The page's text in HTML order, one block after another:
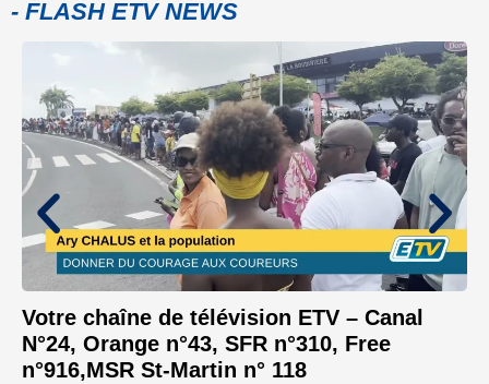
- FLASH ETV NEWS
Votre chaîne de télévision ETV – Canal
N°24, Orange n°43, SFR n°310, Free
n°916,MSR St-Martin n° 118